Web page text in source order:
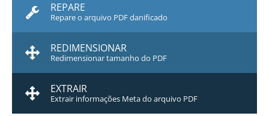
REPARE
Repare o arquivo PDF danificado
REDIMENSIONAR
Redimensionar tamanho do PDF
EXTRAIR
Extrair informações Meta do arquivo PDF